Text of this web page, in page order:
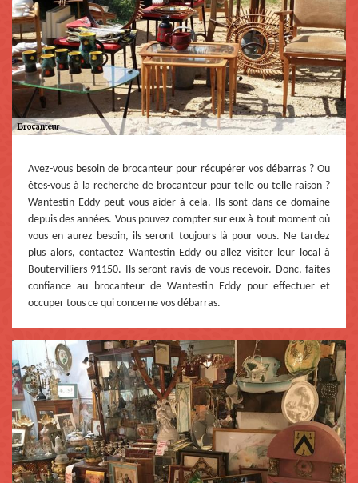
Avez-vous besoin de brocanteur pour récupérer vos débarras ? Ou
êtes-vous à la recherche de brocanteur pour telle ou telle raison ?
Wantestin Eddy peut vous aider à cela. Ils sont dans ce domaine
depuis des années. Vous pouvez compter sur eux à tout moment où
vous en aurez besoin, ils seront toujours là pour vous. Ne tardez
plus alors, contactez Wantestin Eddy ou allez visiter leur local à
Boutervilliers 91150. Ils seront ravis de vous recevoir. Donc, faites
confiance au brocanteur de Wantestin Eddy pour effectuer et
occuper tous ce qui concerne vos débarras.